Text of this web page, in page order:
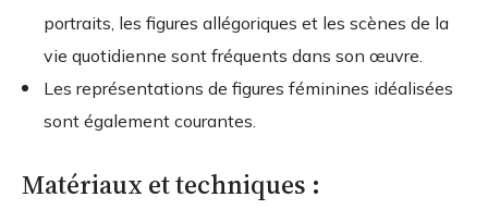
portraits, les figures allégoriques et les scènes de la
vie quotidienne sont fréquents dans son œuvre.
Les représentations de figures féminines idéalisées
sont également courantes.
Matériaux et techniques :